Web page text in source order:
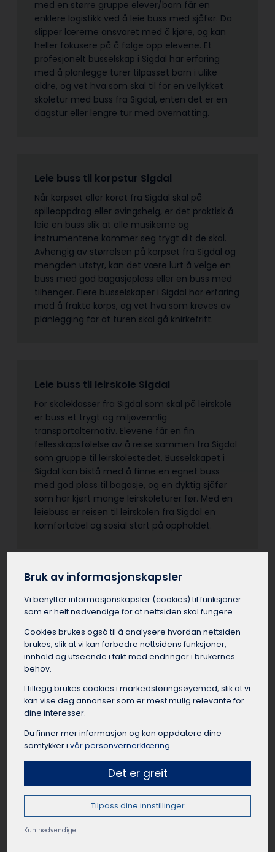
med en større gruppe elever/barn får en
enklere logistikk ved å leie buss med sjåfør. Da
slipper lærerne ansvaret med å kjøre, og kan
heller fokusere på å følge opp elevene. Et
profesjonelt busselskap i Sigdal har erfaring
med å planlegge turer tilpasset barn i ulike
aldre, og vet hva som skal til for en vellykket
skoletur med buss fra Sigdal, enten det er en
dagstur eller lengre tur med overnatting.
Leie buss til korpstur Sigdal
Når korpset eller koret fra Sigdal skal på
spilleoppdrag eller øvingshelg, er det praktisk å
leie en buss slik at alle musikerne og
instrumentene kommer seg trygt dit de skal.
Avhengig av størrelsen på korpset fra Sigdal og
mengden utstyr, kan det være lurt å velge en
buss med god bagasjeplass eller en buss med
tilhenger. Flere busselskaper i Sigdal har erfaring
med å frakte korps, og vet hva som kreves av
planlegging for at turen skal gå knirkefritt.
Leie buss til leirskole Sigdal
For skoleklasser fra Sigdal som skal på leirskole
er buss et trygt og miljøvennlig
transportalternativ. Elevene får en fin
fellesskapsfølelse av å reise sammen fra Sigdal
som gruppe til leirskolestedet. Busselskapet i
Sigdal kan bistå med å finne en egnet buss
med god plass til bagasje, og en dyktig sjåfør
som har kjørt mange leirskoleturer før. Med en
leiebuss er reisen til leirskolen fra Sigdal en
komfortabel og sosial start på oppholdet.
Idrettslag, foreninger, klubber og organisasjoner
Det kan være lettere å leie buss i Sigdal når de
skal til kamper, cuper, samlinger, events, turer
eller andre aktiviteter. Å reise sammen fra
lagånd, samtidig som det er en praktisk og
rimelig reisemåte når mange skal samme vei.
Busselskapet i Sigdal kan hjelpe med å finne
passende busstørrelse til gruppen, og sørge for
at bussen er utstyrt med det dere trenger for
en vellykket tur.
Leie buss til private arrangement Sigdal
Bruk av informasjonskapsler
Vi benytter informasjons­kapsler (cookies) til funksjoner
som er helt nødvendige for at nettsiden skal fungere.
Cookies brukes også til å analysere hvordan nettsiden
brukes, slik at vi kan forbedre nettsidens funksjoner,
innhold og utseende i takt med endringer i brukernes
behov.
I tillegg brukes cookies i markedsførings­øyemed, slik at vi
kan vise deg annonser som er mest mulig relevante for
dine interesser.
Du finner mer informasjon og kan oppdatere dine
samtykker ivår personvernerklæring.
Det er greit
Tilpass dine innstillinger
Kun nødvendige